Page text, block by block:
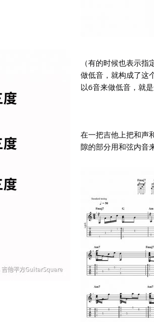
（有的时候也表示
做低音，就构成了这
以6音来做低音，就
在一把吉他上把和声
隙的部分用和弦内音